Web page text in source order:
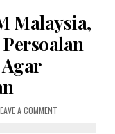
Malaysia,
A COMMENT